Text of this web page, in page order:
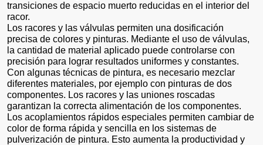
transiciones de espacio muerto reducidas en el interior del
racor.
Los racores y las válvulas permiten una dosificación
precisa de colores y pinturas. Mediante el uso de válvulas,
la cantidad de material aplicado puede controlarse con
precisión para lograr resultados uniformes y constantes.
Con algunas técnicas de pintura, es necesario mezclar
diferentes materiales, por ejemplo con pinturas de dos
componentes. Los racores y las uniones roscadas
garantizan la correcta alimentación de los componentes.
Los acoplamientos rápidos especiales permiten cambiar de
color de forma rápida y sencilla en los sistemas de
pulverización de pintura. Esto aumenta la productividad y